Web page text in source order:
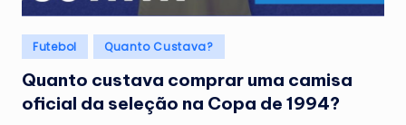
Posted
in
Futebol Quanto Custava?
Quanto custava comprar uma camisa
oficial da seleção na Copa de 1994?